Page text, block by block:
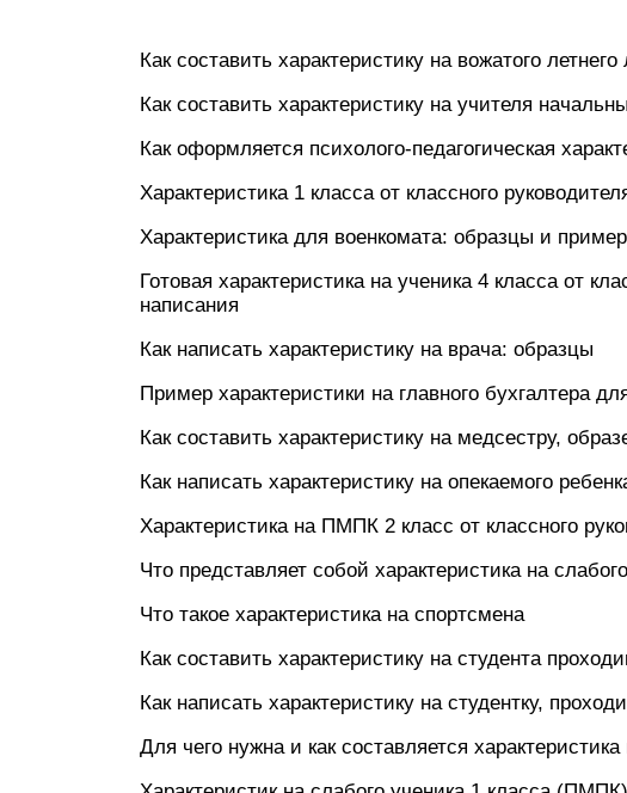
Как составить характеристику на вожатого
Как составить характеристику на учителя
Как оформляется психолого-педагогическая
Характеристика 1 класса от классного
Характеристика для военкомата: образцы и
Готовая характеристика на ученика 4 класса от
написания
Как написать характеристику на врача: образцы
Пример характеристики на главного бухгалтера
Как составить характеристику на медсестру,
Как написать характеристику на опекаемого
Характеристика на ПМПК 2 класс от классного
Что представляет собой характеристика на
Что такое характеристика на спортсмена
Как составить характеристику на студента
Как написать характеристику на студентку,
Для чего нужна и как составляется характеристика